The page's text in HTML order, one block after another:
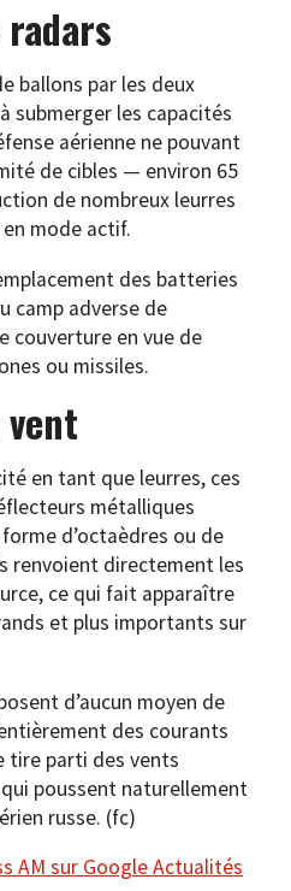
ballons par les deux
submerger les capacités
aérienne ne pouvant
de cibles — environ 65
de nombreux leurres
mode actif.
des batteries
camp adverse de
couverture en vue de
ou missiles.
en tant que leurres, ces
métalliques
d’octaèdres ou de
renvoient directement les
ce qui fait apparaître
et plus importants sur
d’aucun moyen de
des courants
tire parti des vents
poussent naturellement
russe. (fc)
AM sur Google Actualités